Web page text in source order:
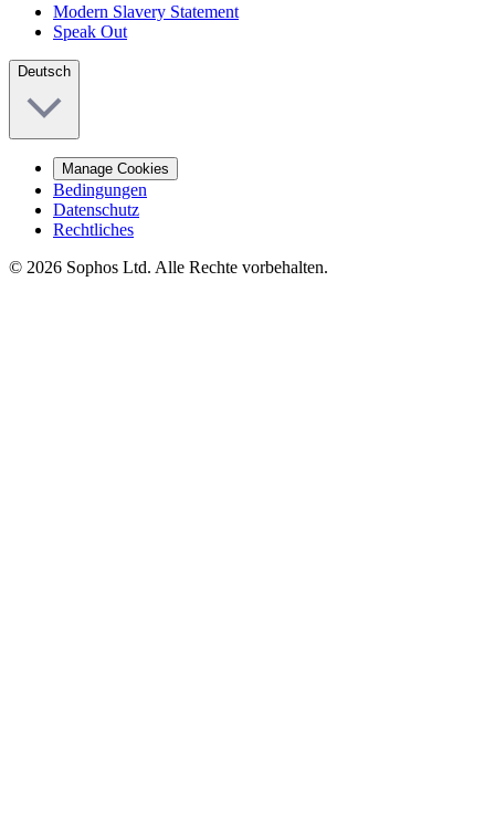
Modern Slavery Statement
Speak Out
Deutsch
Manage Cookies
Bedingungen
Datenschutz
Rechtliches
© 2026 Sophos Ltd. Alle Rechte vorbehalten.